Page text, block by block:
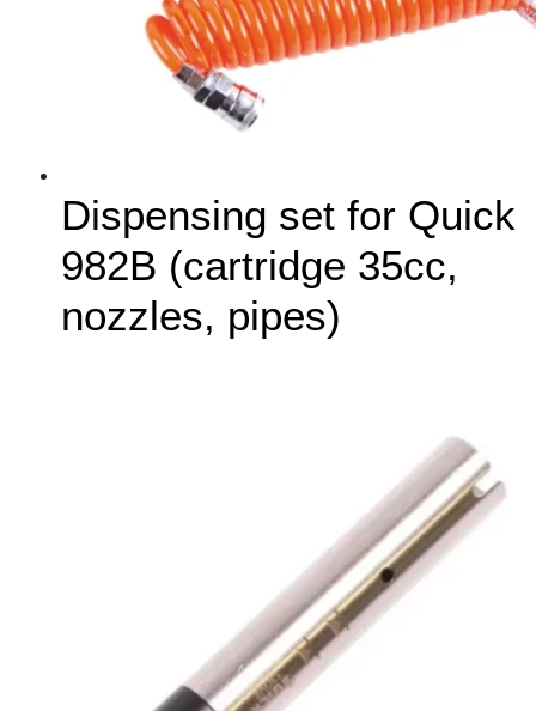
Dispensing set for Quick
982B (cartridge 35cc,
nozzles, pipes)